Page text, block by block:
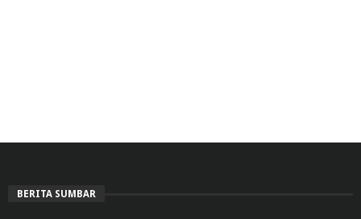
BERITA SUMBAR